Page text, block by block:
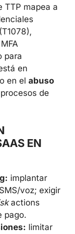
TTP mapea a
para
en
en el abuso
de
EN
implantar
voz; exigir
actions
pago.
limitar